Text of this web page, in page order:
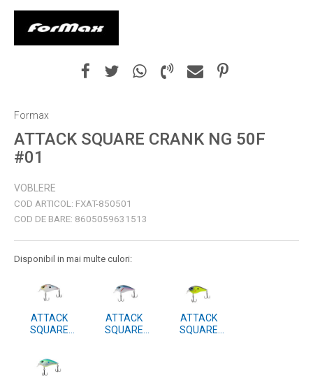
Formax
ATTACK SQUARE CRANK NG 50F
#01
VOBLERE
COD ARTICOL: FXAT-850501
COD DE BARE: 8605059631513
Disponibil in mai multe culori:
ATTACK
SQUARE
ATTACK
SQUARE
ATTACK
SQUARE